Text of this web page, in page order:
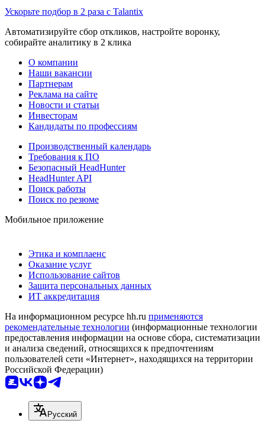
Ускорьте подбор в 2 раза с Talantix
Автоматизируйте сбор откликов, настройте воронку,
собирайте аналитику в 2 клика
О компании
Наши вакансии
Партнерам
Реклама на сайте
Новости и статьи
Инвесторам
Кандидаты по профессиям
Производственный календарь
Требования к ПО
Безопасный HeadHunter
HeadHunter API
Поиск работы
Поиск по резюме
Мобильное приложение
Этика и комплаенс
Оказание услуг
Использование сайтов
Защита персональных данных
ИТ аккредитация
На информационном ресурсе hh.ru применяются
рекомендательные технологии (информационные технологии
предоставления информации на основе сбора, систематизации
и анализа сведений, относящихся к предпочтениям
пользователей сети «Интернет», находящихся на территории
Российской Федерации)
Русский